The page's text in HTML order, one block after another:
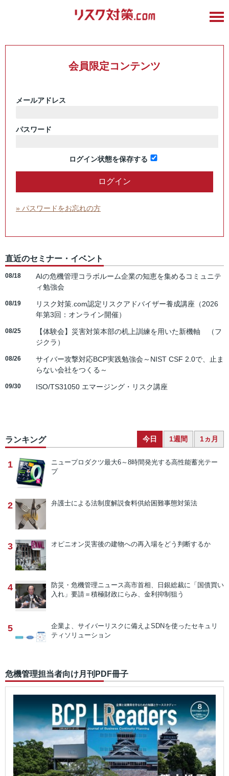
会員限定コンテンツ
メールアドレス
パスワード
ログイン状態を保存する
» パスワードをお忘れの方
直近のセミナー・イベント
08/18
AIの危機管理コラボルーム企業の知恵を集めるコミュニテ
ィ勉強会
08/19
リスク対策.com認定リスクアドバイザー養成講座（2026
年第3回：オンライン開催）
08/25
【体験会】災害対策本部の机上訓練を用いた新機軸 （フ
ジクラ）
08/26
サイバー攻撃対応BCP実践勉強会～NIST CSF 2.0で、止ま
らない会社をつくる～
09/30 ISO/TS31050 エマージング・リスク講座
ランキング 今日 1週間 1ヵ月
1 ニュープロダクツ最大6～8時間発光する高性能蓄光テー
プ
2 弁護士による法制度解説食料供給困難事態対策法
3 オピニオン災害後の建物への再入場をどう判断するか
4 防災・危機管理ニュース高市首相、日銀総裁に「国債買い
入れ」要請＝積極財政にらみ、金利抑制狙う
5 企業よ、サイバーリスクに備えよ SDNを使ったセキュリ
ティソリューション
危機管理担当者向け月刊PDF冊子